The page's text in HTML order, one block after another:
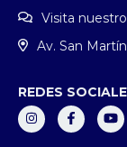
Visita
Av. San
REDES